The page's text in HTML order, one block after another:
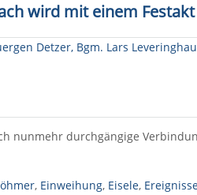
wird mit einem
nunmehr durchgängige
, Einweihung, Eisele,